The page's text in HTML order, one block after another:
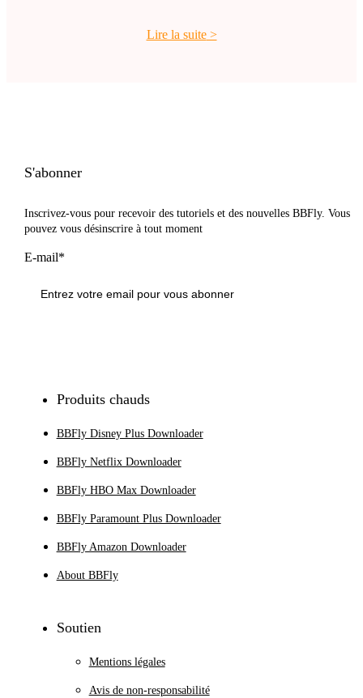
Lire la suite>
S'abonner
Inscrivez-vous pour recevoir des tutoriels et des nouvelles BBFly. Vous
pouvez vous désinscrire à tout moment
E-mail*
Produits chauds
BBFly Disney Plus Downloader
BBFly Netflix Downloader
BBFly HBO Max Downloader
BBFly Paramount Plus Downloader
BBFly Amazon Downloader
About BBFly
Soutien
Mentions légales
Avis de non-responsabilité